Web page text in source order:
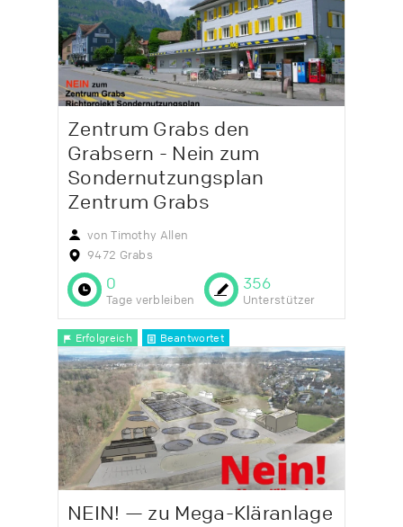
Zentrum Grabs den
Grabsern - Nein zum
Sondernutzungsplan
Zentrum Grabs
von Timothy Allen
9472 Grabs
Tage verbleiben
0
Unterstützer
356
Erfolgreich Beantwortet
NEIN! — zu Mega-Kläranlage